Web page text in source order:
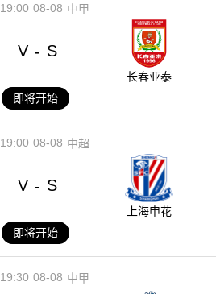
08-08
19:00 中甲
V - S
长春亚泰
即将开始
08-08
19:00 中超
V - S
上海申花
即将开始
08-08
19:30 中甲